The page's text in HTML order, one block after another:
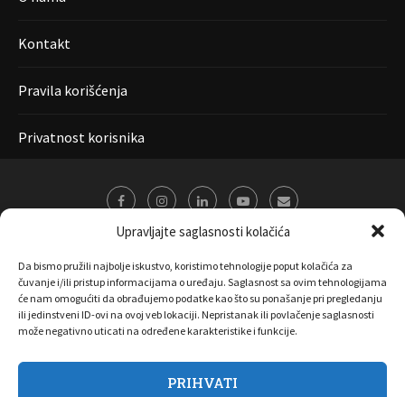
Upravljajte saglasnosti kolačića
Da bismo pružili najbolje iskustvo, koristimo tehnologije poput kolačića za
čuvanje i/ili pristup informacijama o uređaju. Saglasnost sa ovim tehnologijama
će nam omogućiti da obrađujemo podatke kao što su ponašanje pri pregledanju
ili jedinstveni ID-ovi na ovoj veb lokaciji. Nepristanak ili povlačenje saglasnosti
može negativno uticati na određene karakteristike i funkcije.
PRIHVATI
Kontakt
Pravila korišćenja
Privatnost korisnika